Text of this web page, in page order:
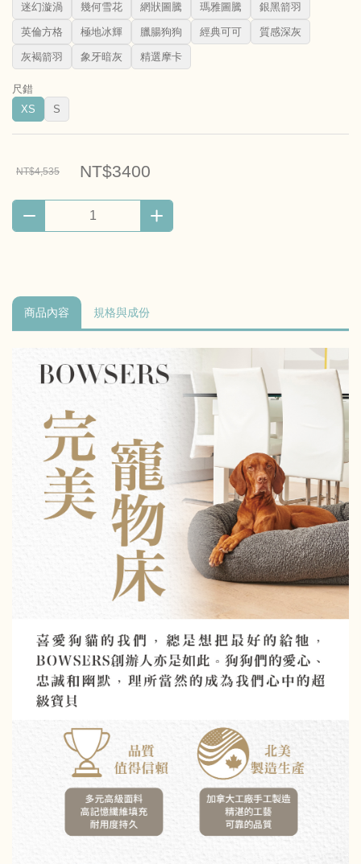
迷幻漩渦 幾何雪花 網狀圖騰 瑪雅圖騰 銀黑箭羽
英倫方格 極地冰輝 臘腸狗狗 經典可可 質感深灰
灰褐箭羽 象牙暗灰 精選摩卡
尺錯
XS
S
NT$4,535 NT$3400
商品內容 規格與成份